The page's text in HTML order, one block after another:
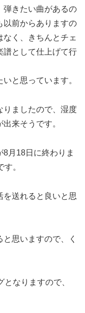
弾きたい曲があるの
以前からありますの
く、きちんとチェ
譜として仕上げて行
と思っています。
りましたので、湿度
来そうです。
月18日に終わりま
。
を送れると良いと思
思いますので、く
なりますので、